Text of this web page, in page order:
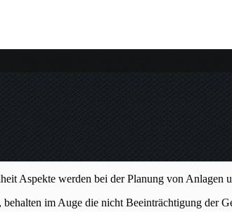
Aspekte werden bei der Planung von Anlagen
im Auge die nicht Beeinträchtigung der